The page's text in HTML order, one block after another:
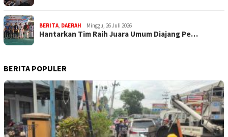
BERITA DAERAH Minggu, 26 Juli 2026
Hantarkan Tim Raih Juara Umum Diajang Pe…
BERITA POPULER